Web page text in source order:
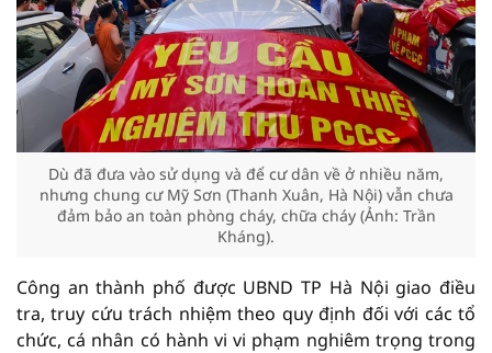
Dù đã đưa vào sử dụng và để cư dân về ở nhiều năm,
nhưng chung cư Mỹ Sơn (Thanh Xuân, Hà Nội) vẫn chưa
đảm bảo an toàn phòng cháy, chữa cháy (Ảnh: Trần
Kháng).
Công an thành phố được UBND TP Hà Nội giao điều
tra, truy cứu trách nhiệm theo quy định đối với các tổ
chức, cá nhân có hành vi vi phạm nghiêm trọng trong